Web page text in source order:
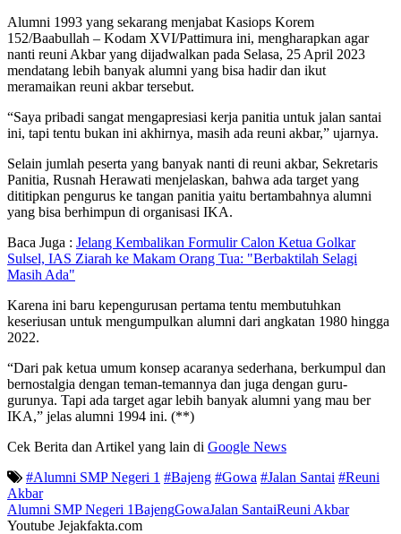
Alumni 1993 yang sekarang menjabat Kasiops Korem
152/Baabullah – Kodam XVI/Pattimura ini, mengharapkan agar
nanti reuni Akbar yang dijadwalkan pada Selasa, 25 April 2023
mendatang lebih banyak alumni yang bisa hadir dan ikut
meramaikan reuni akbar tersebut.
“Saya pribadi sangat mengapresiasi kerja panitia untuk jalan santai
ini, tapi tentu bukan ini akhirnya, masih ada reuni akbar,” ujarnya.
Selain jumlah peserta yang banyak nanti di reuni akbar, Sekretaris
Panitia, Rusnah Herawati menjelaskan, bahwa ada target yang
dititipkan pengurus ke tangan panitia yaitu bertambahnya alumni
yang bisa berhimpun di organisasi IKA.
Baca Juga : Jelang Kembalikan Formulir Calon Ketua Golkar
Sulsel, IAS Ziarah ke Makam Orang Tua: "Berbaktilah Selagi
Masih Ada"
Karena ini baru kepengurusan pertama tentu membutuhkan
keseriusan untuk mengumpulkan alumni dari angkatan 1980 hingga
2022.
“Dari pak ketua umum konsep acaranya sederhana, berkumpul dan
bernostalgia dengan teman-temannya dan juga dengan guru-
gurunya. Tapi ada target agar lebih banyak alumni yang mau ber
IKA,” jelas alumni 1994 ini. (**)
Cek Berita dan Artikel yang lain di Google News
#Alumni SMP Negeri 1 #Bajeng #Gowa #Jalan Santai #Reuni
Akbar
Alumni SMP Negeri 1BajengGowaJalan SantaiReuni Akbar
Youtube Jejakfakta.com